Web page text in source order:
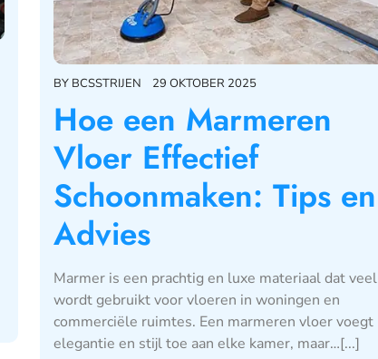
BY BCSSTRIJEN 29 OKTOBER 2025
Hoe een Marmeren
Vloer Effectief
Schoonmaken: Tips en
Advies
Marmer is een prachtig en luxe materiaal dat veel
wordt gebruikt voor vloeren in woningen en
commerciële ruimtes. Een marmeren vloer voegt
elegantie en stijl toe aan elke kamer, maar…[...]